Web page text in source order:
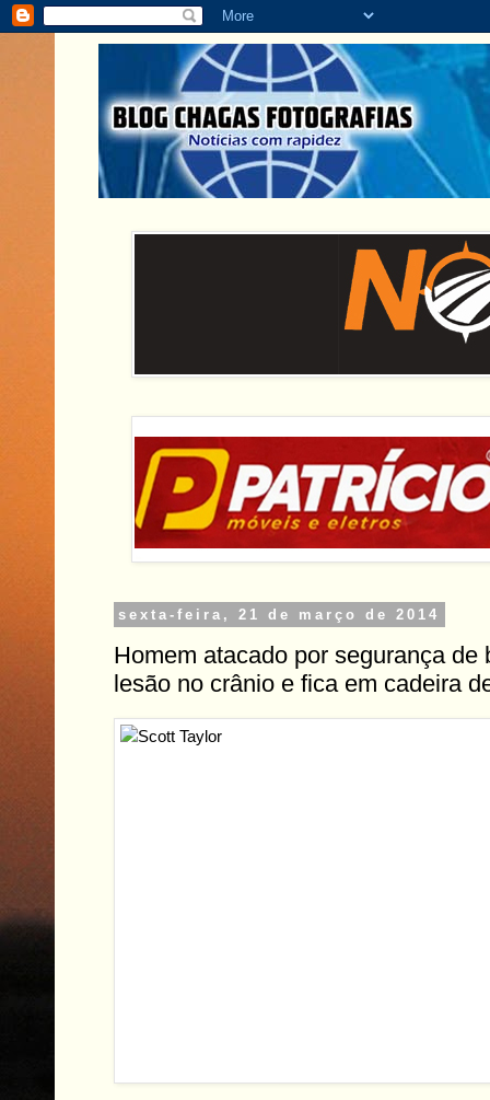
sexta-feira, 21 de março de 2014
Homem atacado por segurança de
lesão no crânio e fica em cadeira